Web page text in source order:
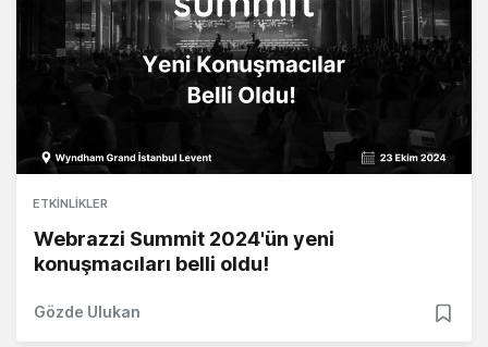
ETKINLIKLER
Webrazzi Summit 2024'ün yeni
konuşmacıları belli oldu!
Gözde Ulukan